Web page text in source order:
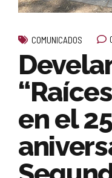
COMUNICADOS
en el